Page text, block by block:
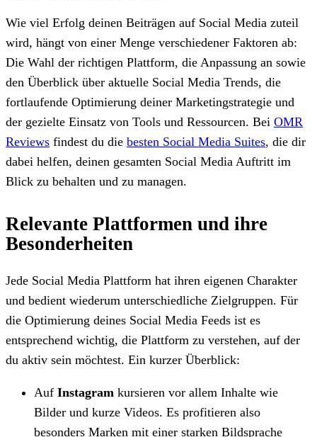
Wie viel Erfolg deinen Beiträgen auf Social Media zuteil
wird, hängt von einer Menge verschiedener Faktoren ab:
Die Wahl der richtigen Plattform, die Anpassung an sowie
den Überblick über aktuelle Social Media Trends, die
fortlaufende Optimierung deiner Marketingstrategie und
der gezielte Einsatz von Tools und Ressourcen. Bei OMR
Reviews findest du die besten Social Media Suites, die dir
dabei helfen, deinen gesamten Social Media Auftritt im
Blick zu behalten und zu managen.
Relevante Plattformen und ihre
Besonderheiten
Jede Social Media Plattform hat ihren eigenen Charakter
und bedient wiederum unterschiedliche Zielgruppen. Für
die Optimierung deines Social Media Feeds ist es
entsprechend wichtig, die Plattform zu verstehen, auf der
du aktiv sein möchtest. Ein kurzer Überblick:
Auf Instagram kursieren vor allem Inhalte wie
Bilder und kurze Videos. Es profitieren also
besonders Marken mit einer starken Bildsprache